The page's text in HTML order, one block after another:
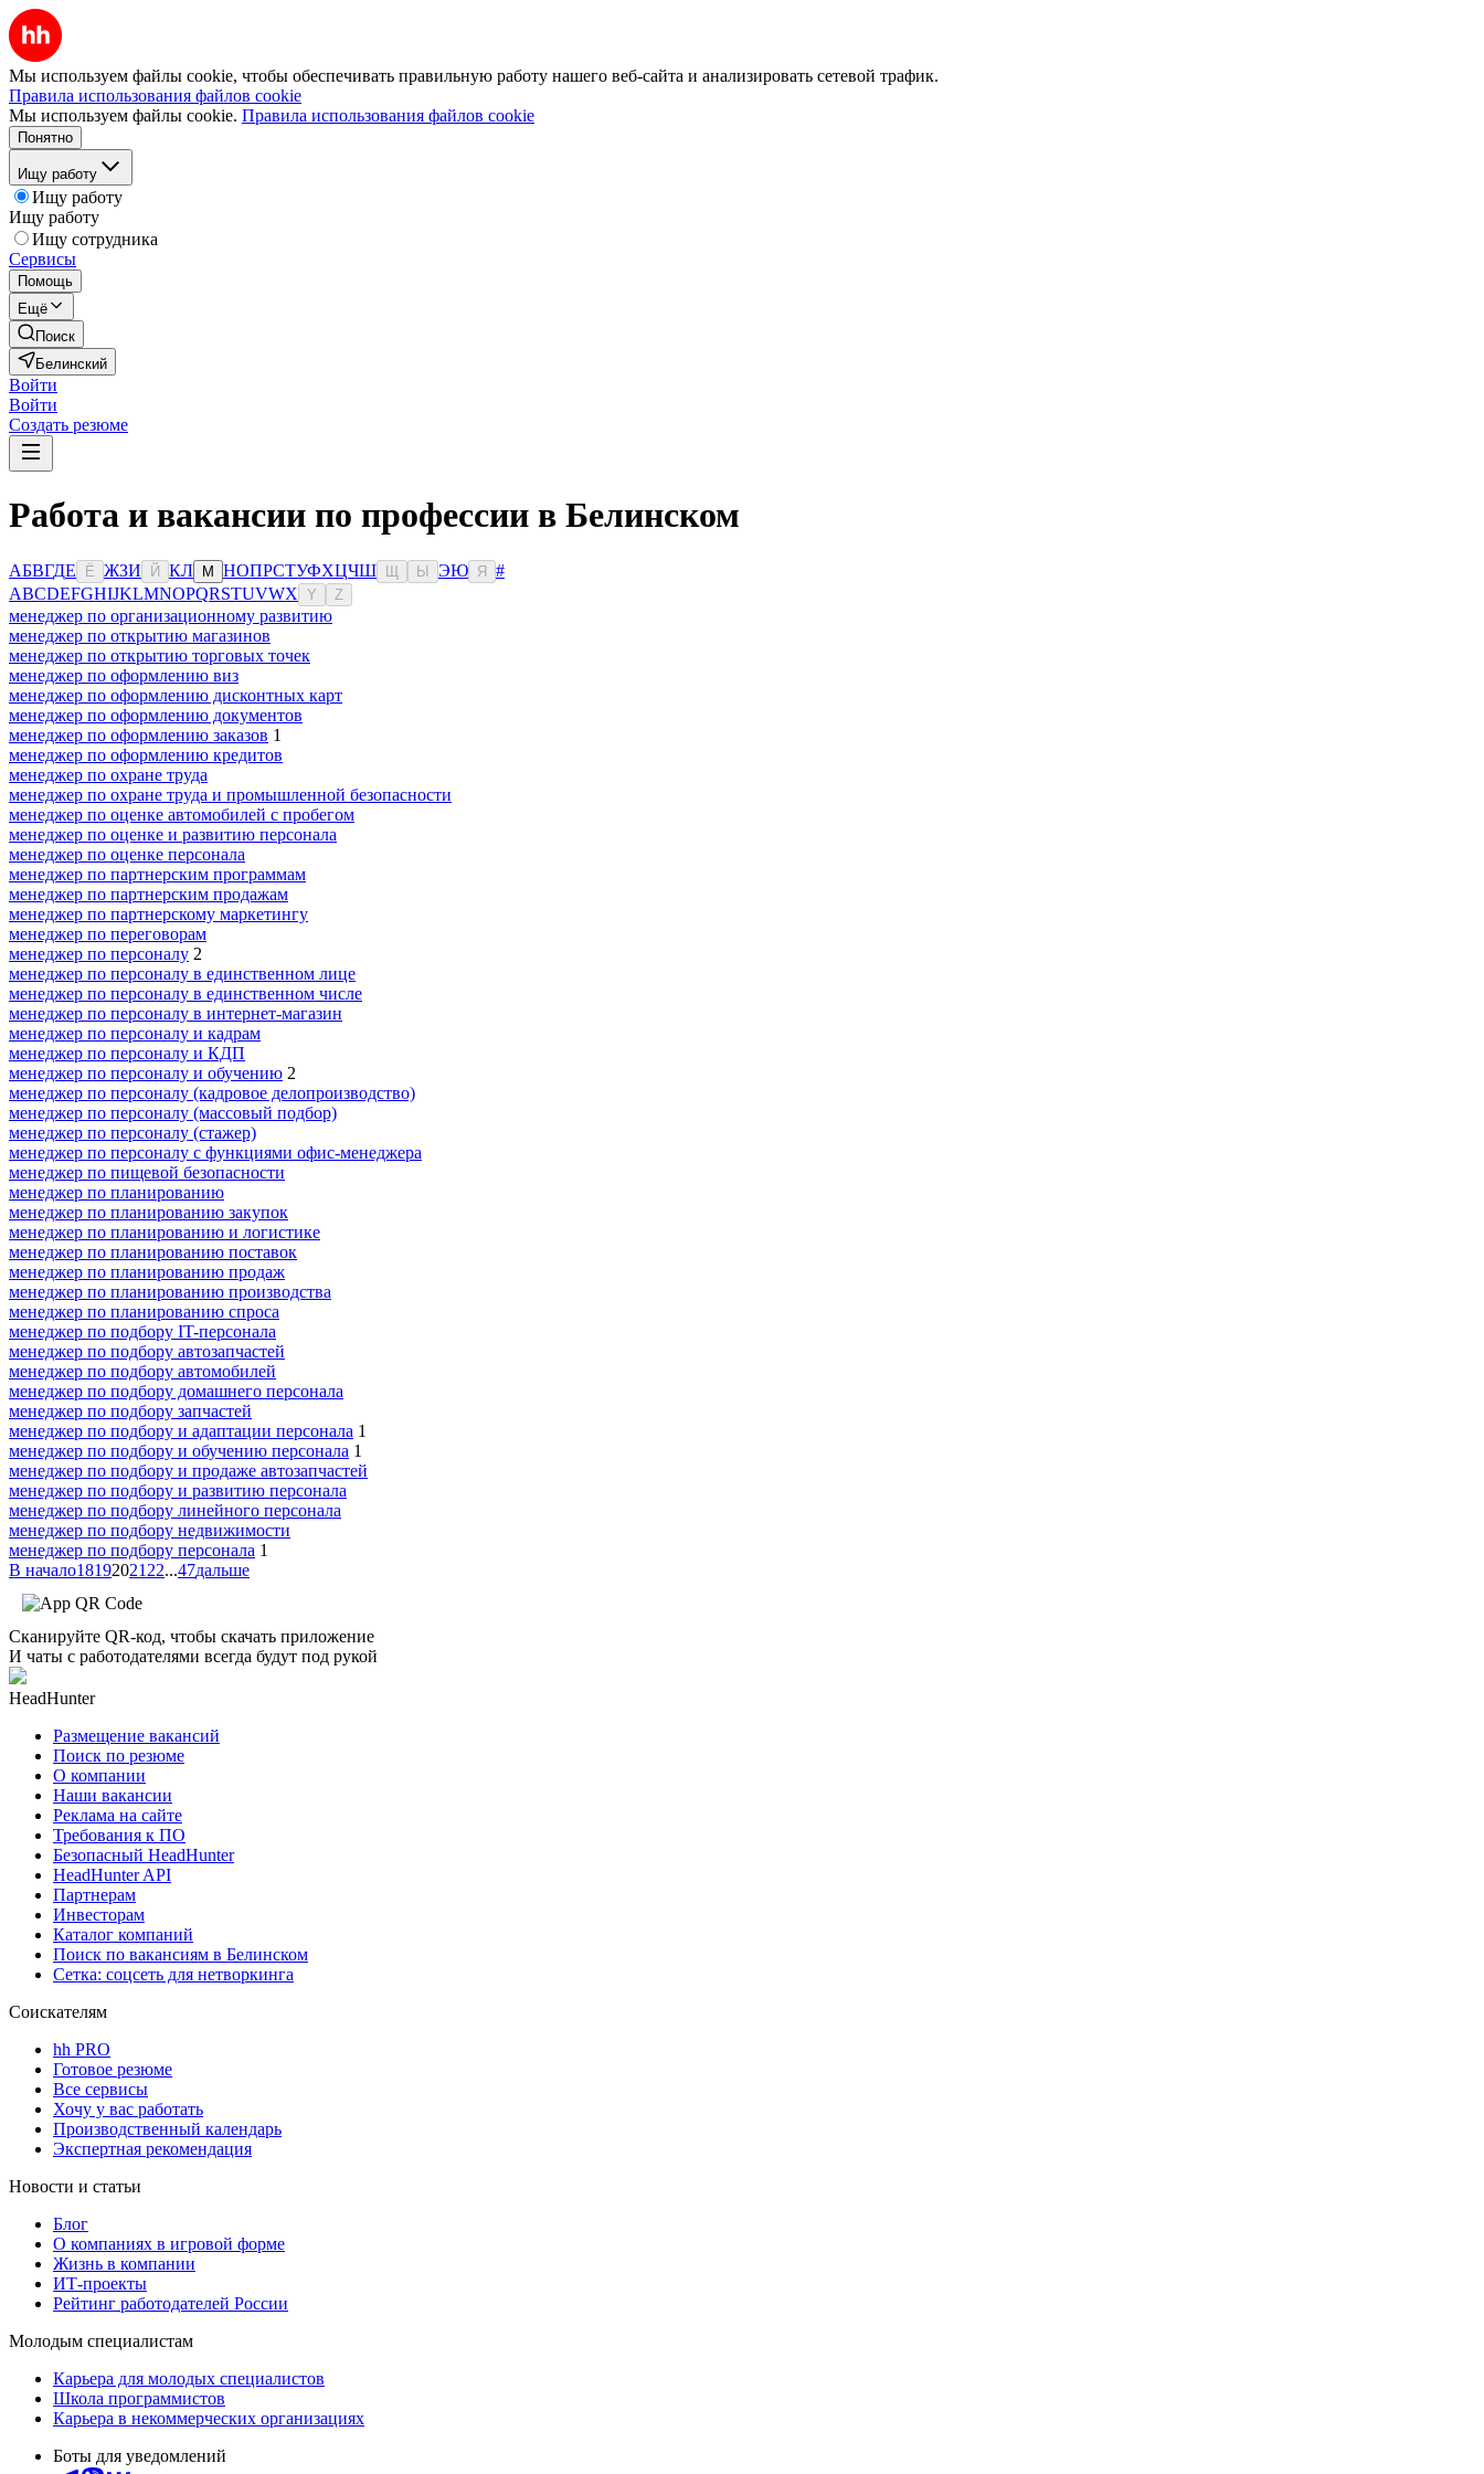
Мы используем файлы cookie, чтобы обеспечивать правильную работу нашего веб-сайта и анализировать сетевой трафик.
Правила использования файлов cookie
Мы используем файлы cookie. Правила использования файлов cookie
Понятно
Ищу работу
Ищу работу
Ищу работу
Ищу сотрудника
Сервисы
Помощь
Ещё
Поиск
Белинский
Войти
Войти
Создать резюме
Работа и вакансии по профессии в Белинском
АБВГДЕ Ё ЖЗИ Й КЛ М НОПРСТУФХЦЧШ Ы ЭЮ Я
#
ABCDEFGHIJKLMNOPQRSTUVWX Y Z
менеджер по организационному развитию
менеджер по открытию магазинов
менеджер по открытию торговых точек
менеджер по оформлению виз
менеджер по оформлению дисконтных карт
менеджер по оформлению документов
менеджер по оформлению заказов 1
менеджер по оформлению кредитов
менеджер по охране труда
менеджер по охране труда и промышленной безопасности
менеджер по оценке автомобилей с пробегом
менеджер по оценке и развитию персонала
менеджер по оценке персонала
менеджер по партнерским программам
менеджер по партнерским продажам
менеджер по партнерскому маркетингу
менеджер по переговорам
менеджер по персоналу 2
менеджер по персоналу в единственном лице
менеджер по персоналу в единственном числе
менеджер по персоналу в интернет-магазин
менеджер по персоналу и кадрам
менеджер по персоналу и КДП
менеджер по персоналу и обучению 2
менеджер по персоналу (кадровое делопроизводство)
менеджер по персоналу (массовый подбор)
менеджер по персоналу (стажер)
менеджер по персоналу с функциями офис-менеджера
менеджер по пищевой безопасности
менеджер по планированию
менеджер по планированию закупок
менеджер по планированию и логистике
менеджер по планированию поставок
менеджер по планированию продаж
менеджер по планированию производства
менеджер по планированию спроса
менеджер по подбору IT-персонала
менеджер по подбору автозапчастей
менеджер по подбору автомобилей
менеджер по подбору домашнего персонала
менеджер по подбору запчастей
менеджер по подбору и адаптации персонала 1
менеджер по подбору и обучению персонала 1
менеджер по подбору и продаже автозапчастей
менеджер по подбору и развитию персонала
менеджер по подбору линейного персонала
менеджер по подбору недвижимости
менеджер по подбору персонала 1
В начало18192021 22...47дальше
Сканируйте QR-код, чтобы скачать приложение
И чаты с работодателями всегда будут под рукой
HeadHunter
Размещение вакансий
Поиск по резюме
О компании
Наши вакансии
Реклама на сайте
Требования к ПО
Безопасный HeadHunter
HeadHunter API
Партнерам
Инвесторам
Каталог компаний
Поиск по вакансиям в Белинском
Сетка: соцсеть для нетворкинга
Соискателям
hh PRO
Готовое резюме
Все сервисы
Хочу у вас работать
Производственный календарь
Экспертная рекомендация
Новости и статьи
Блог
О компаниях в игровой форме
Жизнь в компании
ИТ-проекты
Рейтинг работодателей России
Молодым специалистам
Карьера для молодых специалистов
Школа программистов
Карьера в некоммерческих организациях
Боты для уведомлений